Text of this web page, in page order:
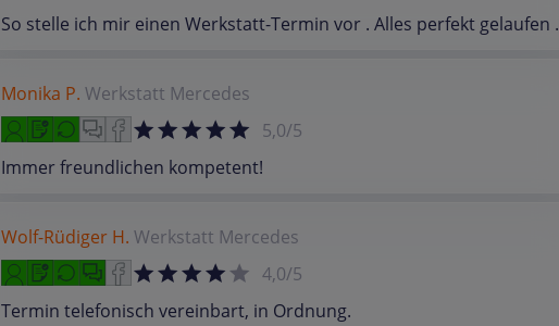
So stelle ich mir einen Werkstatt-Termin vor . Alles perfekt gelaufen .
Monika P. Werkstatt Mercedes
5,0/5
Immer freundlichen kompetent!
Wolf-Rüdiger H. Werkstatt Mercedes
4,0/5
Termin telefonisch vereinbart, in Ordnung.